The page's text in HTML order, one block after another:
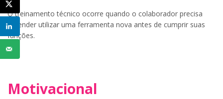
O treinamento técnico ocorre quando o colaborador precisa
aprender utilizar uma ferramenta nova antes de cumprir suas
funções.
Motivacional